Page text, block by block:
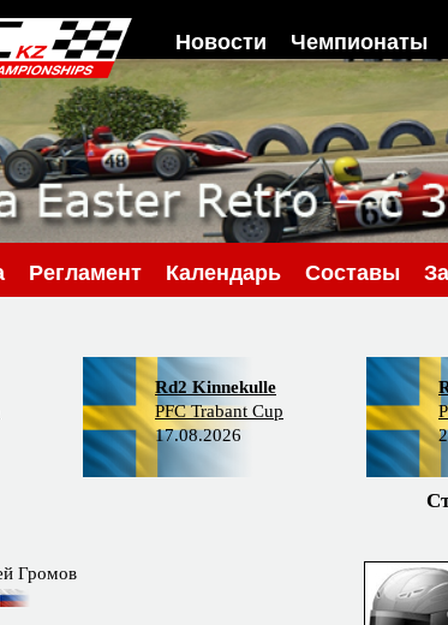
Новости Чемпионаты
Регламент Календарь Составы
Rd2 Kinnekulle
PFC Trabant Cup
17.08.2026
Громов